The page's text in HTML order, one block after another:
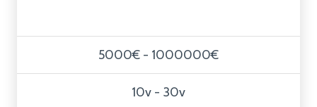
5000€ - 1000000€
10v - 30v